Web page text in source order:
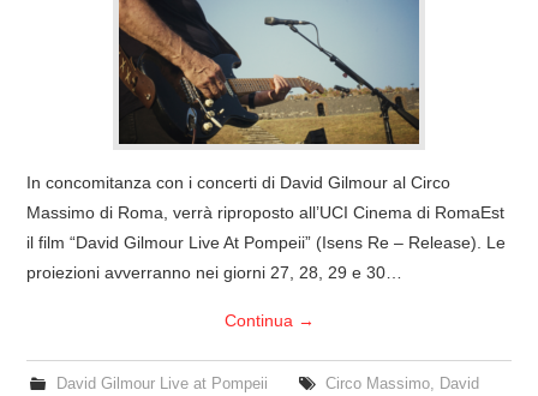
COVER & TRIBUTI
DISCOGRAFIA
LINKS
CONTATTI
PINKFLOYDIANE
In concomitanza con i concerti di David Gilmour al Circo
Massimo di Roma, verrà riproposto all’UCI Cinema di RomaEst
il film “David Gilmour Live At Pompeii” (Isens Re – Release). Le
proiezioni avverranno nei giorni 27, 28, 29 e 30…
Continua →
David Gilmour Live at Pompeii Circo Massimo, David